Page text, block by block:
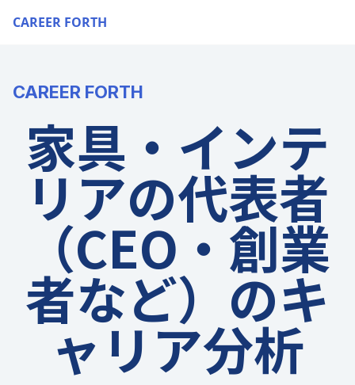
CAREER FORTH
CAREER FORTH
家具・インテ
リアの代表者
（CEO・創業
者など）のキ
ャリア分析